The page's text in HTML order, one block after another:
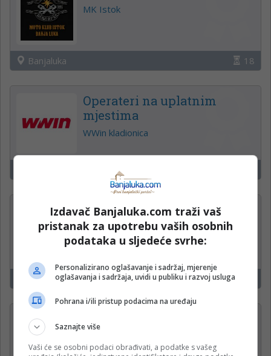
MK Istok
Banjaluka 18
Operateri na uplatnim
mjestima
WWin kladionica
Čelinac, Kneževo, Derventa
Administrativni radnik u
proizvodnji (m/ž)
Krajina klas d.o.o.
Banja Luka
ODRŽAVANJE OBJEKATA (m/
ž)
Izdavač Banjaluka.com traži vaš
pristanak za upotrebu vaših osobnih
podataka u sljedeće svrhe:
Personalizirano oglašavanje i sadržaj, mjerenje
oglašavanja i sadržaja, uvidi u publiku i razvoj usluga
Pohrana i/ili pristup podacima na uređaju
Saznajte više
Vaši će se osobni podaci obrađivati, a podatke s vašeg